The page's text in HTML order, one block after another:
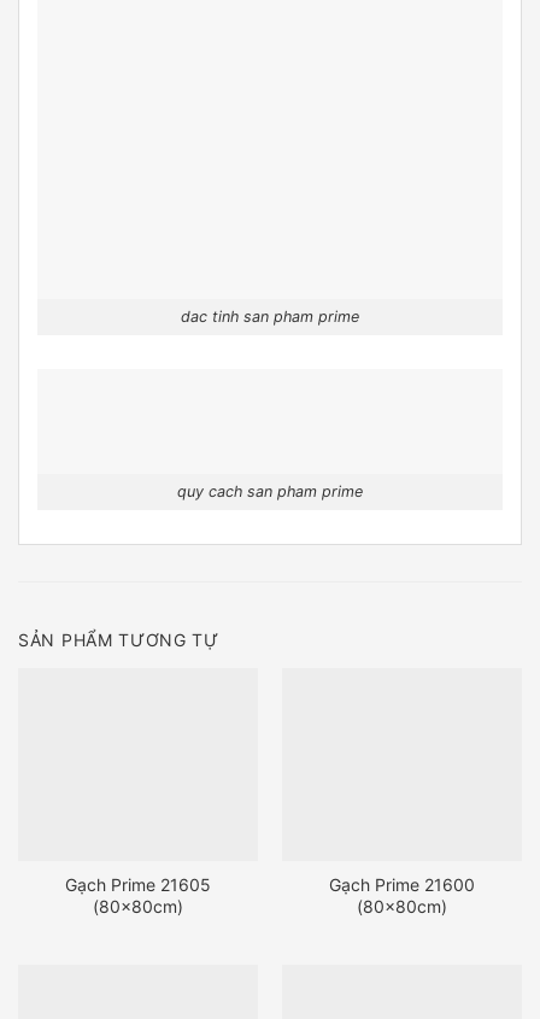
dac tinh san pham prime
quy cach san pham prime
SẢN PHẨM TƯƠNG TỰ
Gạch Prime 21605
(80x80cm)
Gạch Prime 21600
(80x80cm)